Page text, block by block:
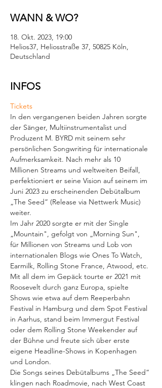
WANN & WO?
18. Okt. 2023, 19:00
Helios37, Heliosstraße 37, 50825 Köln,
Deutschland
INFOS
Tickets
In den vergangenen beiden Jahren sorgte
der Sänger, Multiinstrumentalist und
Produzent M. BYRD mit seinem sehr
persönlichen Songwriting für internationale
Aufmerksamkeit. Nach mehr als 10
Millionen Streams und weltweiten Beifall,
perfektioniert er seine Vision auf seinem im
Juni 2023 zu erscheinenden Debütalbum
„The Seed” (Release via Nettwerk Music)
weiter.
Im Jahr 2020 sorgte er mit der Single
„Mountain", gefolgt von „Morning Sun",
für Millionen von Streams und Lob von
internationalen Blogs wie Ones To Watch,
Earmilk, Rolling Stone France, Atwood, etc.
Mit all dem im Gepäck tourte er 2021 mit
Roosevelt durch ganz Europa, spielte
Shows wie etwa auf dem Reeperbahn
Festival in Hamburg und dem Spot Festival
in Aarhus, stand beim Immergut Festival
oder dem Rolling Stone Weekender auf
der Bühne und freute sich über erste
eigene Headline-Shows in Kopenhagen
und London.
Die Songs seines Debütalbums „The Seed“
klingen nach Roadmovie, nach West Coast